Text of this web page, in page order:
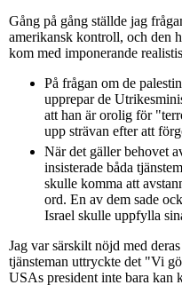
Gång på gång ställde jag
amerikansk kontroll, och den
kom med imponerande
På frågan om de
upprepar de
att han är orolig för
upp strävan efter att
När det gäller behovet
insisterade båda
skulle komma att
ord. En av dem sade
Israel skulle uppfylla
Jag var särskilt nöjd med
tjänsteman uttryckte det "Vi
USAs president inte bara kan